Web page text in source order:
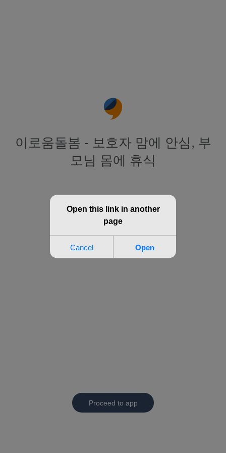
이로움돌봄 - 보호자 맘에 안심, 부
모님 몸에 휴식
Proceed to app